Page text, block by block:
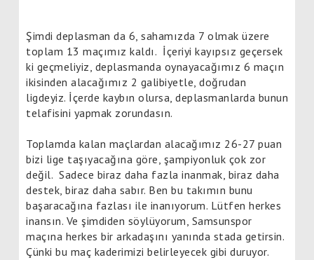
Şimdi deplasman da 6, sahamızda 7 olmak üzere
toplam 13 maçımız kaldı. İçeriyi kayıpsız geçersek
ki geçmeliyiz, deplasmanda oynayacağımız 6 maçın
ikisinden alacağımız 2 galibiyetle, doğrudan
ligdeyiz. İçerde kaybın olursa, deplasmanlarda bunun
telafisini yapmak zorundasın.
Toplamda kalan maçlardan alacağımız 26-27 puan
bizi lige taşıyacağına göre, şampiyonluk çok zor
değil. Sadece biraz daha fazla inanmak, biraz daha
destek, biraz daha sabır. Ben bu takımın bunu
başaracağına fazlası ile inanıyorum. Lütfen herkes
inansın. Ve şimdiden söylüyorum, Samsunspor
maçına herkes bir arkadaşını yanında stada getirsin.
Çünki bu maç kaderimizi belirleyecek gibi duruyor.